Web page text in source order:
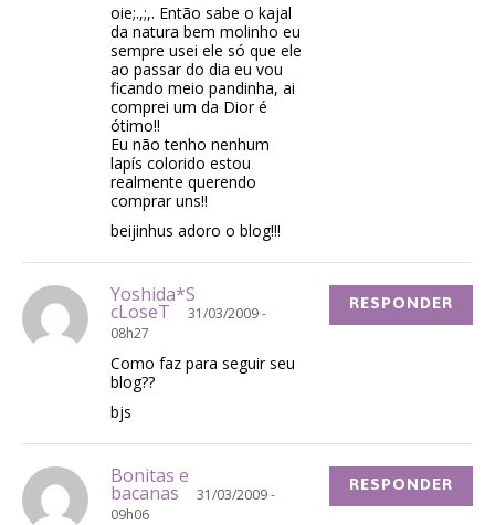
oie;.,;,. Então sabe o kajal
da natura bem molinho eu
sempre usei ele só que ele
ao passar do dia eu vou
ficando meio pandinha, ai
comprei um da Dior é
ótimo!!
Eu não tenho nenhum
lapís colorido estou
realmente querendo
comprar uns!!
beijinhus adoro o blog!!!
Yoshida*S
cLoseT
31/03/2009 -
08h27
Como faz para seguir seu
blog??
bjs
RESPONDER
Bonitas e
bacanas
31/03/2009 -
09h06
RESPONDER